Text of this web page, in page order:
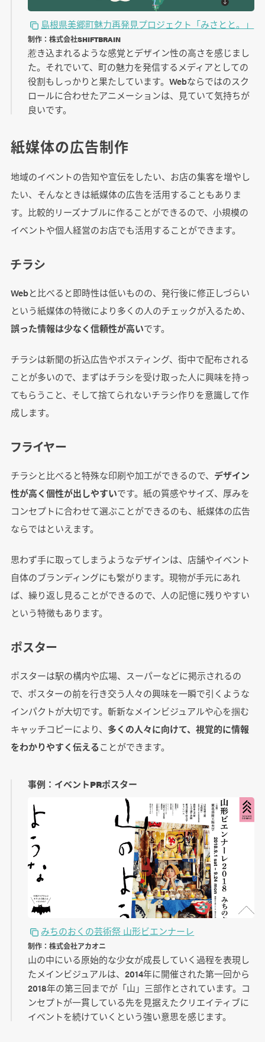
島根県美郷町魅力再発見プロジェクト「みさとと。」
制作：株式会社SHIFTBRAIN
惹き込まれるような感覚とデザイン性の高さを感じまし
た。それでいて、町の魅力を発信するメディアとしての
役割もしっかりと果たしています。Webならではのスク
ロールに合わせたアニメーションは、見ていて気持ちが
良いです。
紙媒体の広告制作
地域のイベントの告知や宣伝をしたい、お店の集客を増やし
たい、そんなときは紙媒体の広告を活用することもありま
す。比較的リーズナブルに作ることができるので、小規模の
イベントや個人経営のお店でも活用することができます。
チラシ
Webと比べると即時性は低いものの、発行後に修正しづらい
という紙媒体の特徴により多くの人のチェックが入るため、
誤った情報は少なく信頼性が高いです。
チラシは新聞の折込広告やポスティング、街中で配布される
ことが多いので、まずはチラシを受け取った人に興味を持っ
てもらうこと、そして捨てられないチラシ作りを意識して作
成します。
フライヤー
チラシと比べると特殊な印刷や加工ができるので、 デザイン
性が高く個性が出しやすいです。紙の質感やサイズ、厚みを
コンセプトに合わせて選ぶことができるのも、紙媒体の広告
ならではといえます。
思わず手に取ってしまうようなデザインは、店舗やイベント
自体のブランディングにも繋がります。現物が手元にあれ
ば、繰り返し見ることができるので、人の記憶に残りやすい
という特徴もあります。
ポスター
ポスターは駅の構内や広場、スーパーなどに掲示されるの
で、ポスターの前を行き交う人々の興味を一瞬で引くような
インパクトが大切です。斬新なメインビジュアルや心を掴む
キャッチコピーにより、 多くの人々に向けて、視覚的に情報
をわかりやすく伝えることができます。
事例：イベントPRポスター
みちのおくの芸術祭 山形ビエンナーレ
制作：株式会社アカオニ
山の中にいる原始的な少女が成長していく過程を表現し
たメインビジュアルは、2014年に開催された第一回から
2018年の第三回までが「山」三部作とされています。コ
ンセプトが一貫している先を見据えたクリエイティブに
イベントを続けていくという強い意思を感じます。